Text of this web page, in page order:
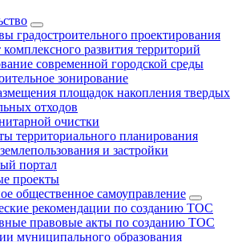
градостроительного проектирования
комплексного развития территорий
современной городской среды
зонирование
площадок накопления твердых
отходов
очистки
территориального планирования
и застройки
портал
проекты
общественное самоуправление
рекомендации по созданию ТОС
правовые акты по созданию ТОС
муниципального образования